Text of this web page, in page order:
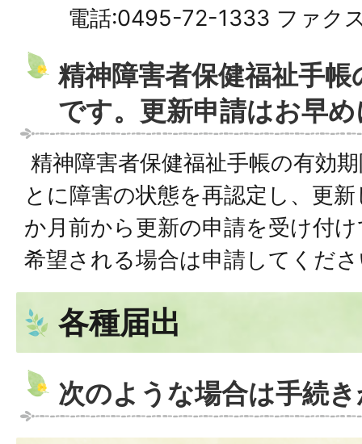
電話:0495-72-1333 ファク
精神障害者保健福祉手
です。更新申請はお早
精神障害者保健福祉手帳の有効
とに障害の状態を再認定し、更
か月前から更新の申請を受け付
希望される場合は申請してくだ
各種届出
次のような場合は手続